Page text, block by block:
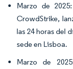
Marzo de
CrowdStrike,
las 24 horas del
sede en Lisboa.
Marzo de